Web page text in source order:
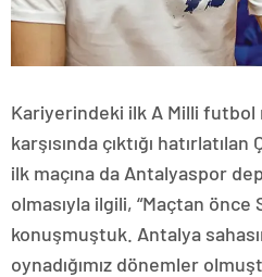
Kariyerindeki ilk A Milli futbol
karşısında çıktığı
ilk maçına da Antalyaspor
olmasıyla ilgili, “Maçtan
konuşmuştuk. Antalya
oynadığımız dönemler